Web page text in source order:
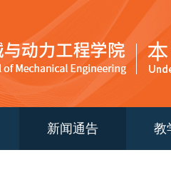
新闻通告 教